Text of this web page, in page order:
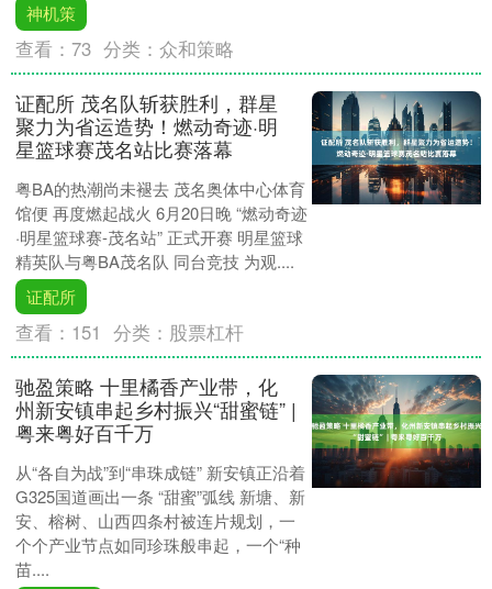
神机策
查看：73 分类：众和策略
证配所 茂名队斩获胜利，群星
聚力为省运造势！燃动奇迹·明
星篮球赛茂名站比赛落幕
粤BA的热潮尚未褪去 茂名奥体中心体育
馆便 再度燃起战火 6月20日晚 “燃动奇迹
·明星篮球赛-茂名站” 正式开赛 明星篮球
精英队与粤BA茂名队 同台竞技 为观....
证配所
查看： 151 分类： 股票杠杆
驰盈策略 十里橘香产业带，化
州新安镇串起乡村振兴“甜蜜链” |
粤来粤好百千万
从“各自为战”到“串珠成链” 新安镇正沿着
G325国道画出一条 “甜蜜”弧线 新塘、新
安、榕树、山西四条村被连片规划，一
个个产业节点如同珍珠般串起，一个“种
苗....